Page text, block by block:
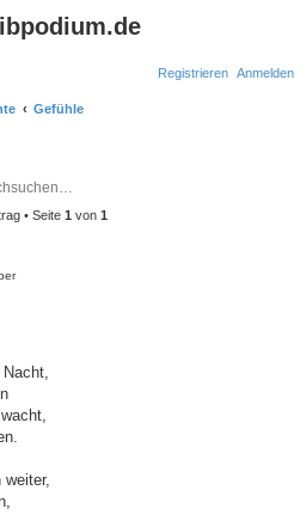
Anmelden
Registrieren
Gefühle
• Seite 1 von 1